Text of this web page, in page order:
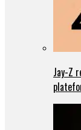
Jay-Z